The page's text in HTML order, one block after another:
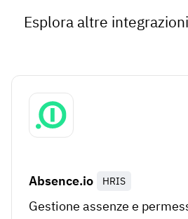
Esplora altre
Absence.io HRIS
Gestione assenze e